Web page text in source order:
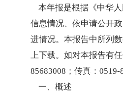
本年报是根据《中华人
信息情况、依申请公开
进情况。本报告中所列
上下载。如对本报告有
85683008；传真：0519-
一、概述